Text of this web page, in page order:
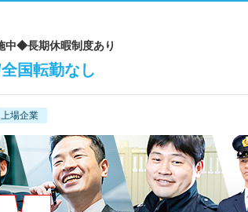
中◆長期休暇制度あり
国転勤なし
上場企業